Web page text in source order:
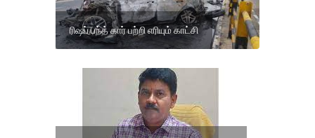
ரிஷப் பந்த் கார் பற்றி எரியும் காட்சி